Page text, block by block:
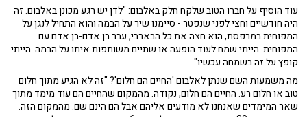
עוד הוסיף על חברו הטוב שלקח חלק באלבום: "לדן יש רגע מכונן באלבום. זה
היה חודשיים וחצי לפני שנפטר - סיימנו שיר על הבמה והוא התחיל לנגן על
המפוחית במרפסת, הוא חצה את כל הבארבי, עבר בן אדם-בן אדם עם
המפוחית. הייתי שמח לעוד הופעה או שתיים משותפות איתו על הבמה. הייתי
קופץ על זה בשמחה עכשיו".
מה משמעות השם שנתן לאלבום 'החיים הם חלום'? "זה לא הגיע מתוך חלום
טוב או חלום רע. החיים הם חלום, נקודה. מהמקום שהחיים הם עוד מימד מתוך
שאר המימדים שאנחנו לא מודעים אליהם אבל הם הינם שם. מהמקום הזה.